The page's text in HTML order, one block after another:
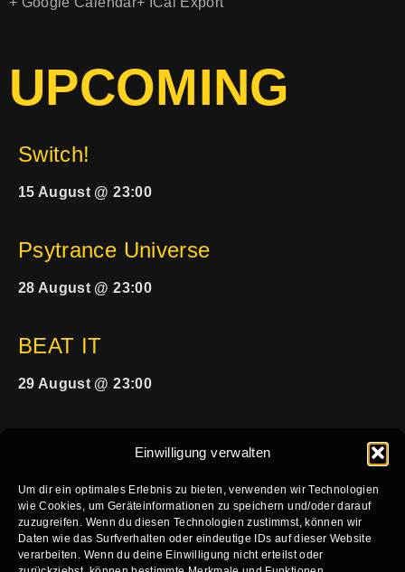
Einwilligung verwalten
Um dir ein optimales Erlebnis zu bieten, verwenden wir Technologien
wie Cookies, um Geräteinformationen zu speichern und/oder darauf
zuzugreifen. Wenn du diesen Technologien zustimmst, können wir
Daten wie das Surfverhalten oder eindeutige IDs auf dieser Website
verarbeiten. Wenn du deine Einwilligung nicht erteilst oder
UPCOMING
Switch!
15 August @ 23:00
Psytrance Universe
28 August @ 23:00
BEAT IT
29 August @ 23:00
HOME KALENDER VERFÜGBARKEIT KONZERTE
VERFÜGBARKEIT PARTY TECHNIK KONTAKT